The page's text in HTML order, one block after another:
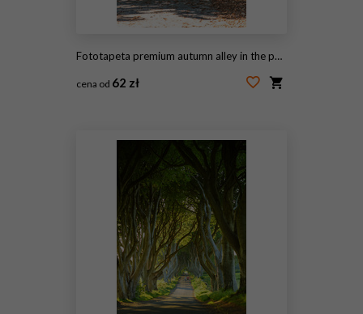
Fototapeta premium autumn alley in the park
cena od 62 zł